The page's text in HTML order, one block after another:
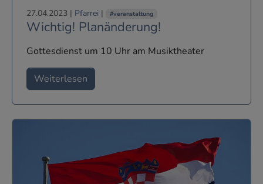
27.04.2023 | Pfarrei | #veranstaltung
Wichtig! Planänderung!
Gottesdienst um 10 Uhr am Musiktheater
Weiterlesen